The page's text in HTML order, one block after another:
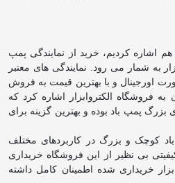
اشاره کردیم، خرید از نمایندگی پمپ
به شمار می رود. نمایندگی های معتبر
اورجینال و با بهترین قیمت به فروش
فروشگاه الکتروابزار اشاره کرد که
بزرگ پمپ باد بوده و بهترین گزینه برای
باد کوچک و بزرگ در کاربردهای مختلف
بی نظیر از این فروشگاه خریداری
خریداری شده اطمینان کامل داشته